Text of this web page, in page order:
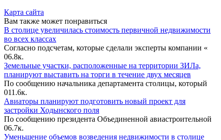
Карта сайта
Вам также может понравиться
В столице увеличилась стоимость первичной недвижимости
во всех классах
Согласно подсчетам, которые сделали эксперты компании «
06.8к.
Земельные участки, расположенные на территории ЗИЛа,
планируют выставить на торги в течение двух месяцев
По сообщению начальника департамента столицы, который
011.6к.
Авиаторы планируют подготовить новый проект для
застройки Ходынского поля
По сообщению президента Объединенной авиастроительной
06.7к.
Уменьшение объемов возведения недвижимости в столице